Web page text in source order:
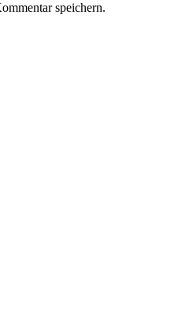
speichern.